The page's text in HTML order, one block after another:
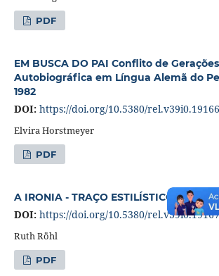
PDF
EM BUSCA DO PAI Conflito de
Autobiográfica em Língua Alemã do
1982
DOI: https://doi.org/10.5380/rel.v39i0.19166
Elvira Horstmeyer
PDF
A IRONIA - TRAÇO ESTILÍSTICO EM
DOI: https://doi.org/10.5380/rel.v39i0.19167
Ruth Röhl
PDF